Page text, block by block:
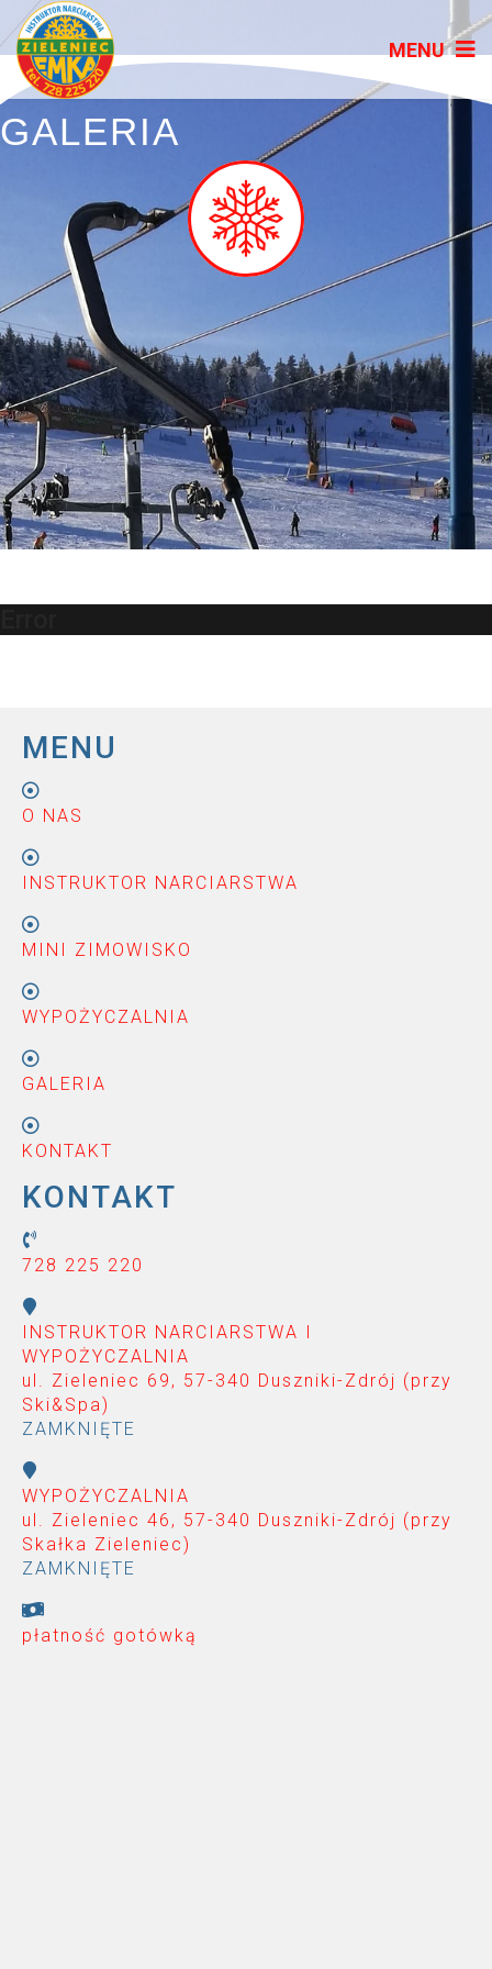
GALERIA
MENU
O NAS
INSTRUKTOR NARCIARSTWA
MINI ZIMOWISKO
WYPOŻYCZALNIA
GALERIA
KONTAKT
KONTAKT
728 225 220
INSTRUKTOR NARCIARSTWA I
WYPOŻYCZALNIA
ul. Zieleniec 69, 57-340 Duszniki-Zdrój (przy
Ski&Spa)
ZAMKNIĘTE
WYPOŻYCZALNIA
ul. Zieleniec 46, 57-340 Duszniki-Zdrój (przy
Skałka Zieleniec)
ZAMKNIĘTE
płatność gotówką